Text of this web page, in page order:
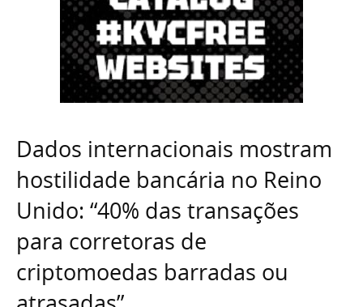
Dados internacionais mostram
hostilidade bancária no Reino
Unido: “40% das transações
para corretoras de
criptomoedas barradas ou